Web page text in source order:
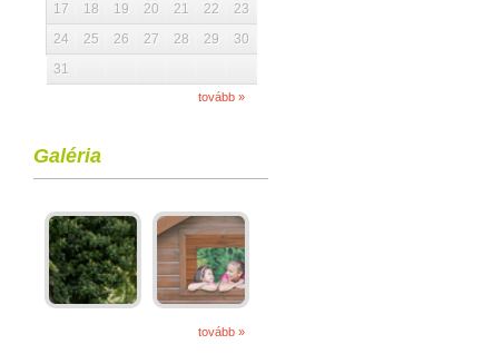
17
18 19 20 21 22
23
24
25 26 27 28 29
30
31
tovább »
Galéria
tovább »